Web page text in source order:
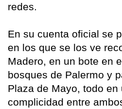
redes.
En su cuenta oficial se
en los que se los ve
Madero, en un bote en
bosques de Palermo y
Plaza de Mayo, todo en
complicidad entre